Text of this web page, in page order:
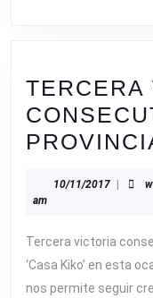
TERCERA
10/11/201710/11/
am
Tercera victoria
‘Casa Kiko’ en esta
nos permite seguir